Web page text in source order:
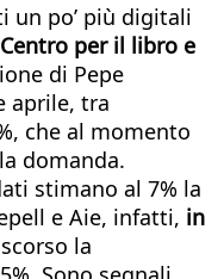
un po’ più digitali
Centro per il libro e
di Pepe
aprile, tra
che al momento
domanda.
stimano al 7% la
e Aie, infatti, in
la